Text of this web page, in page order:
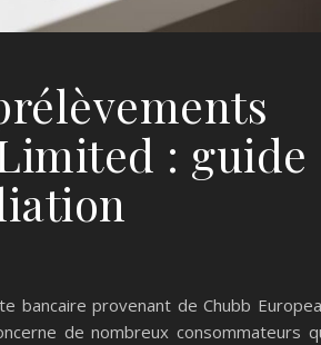
: guide
bancaire provenant de Chubb
de nombreux consommateurs